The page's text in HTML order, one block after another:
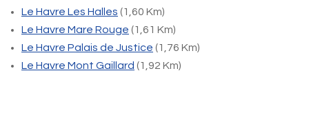
Le Havre Les Halles (1,60 Km)
Le Havre Mare Rouge (1,61 Km)
Le Havre Palais de Justice (1,76 Km)
Le Havre Mont Gaillard (1,92 Km)